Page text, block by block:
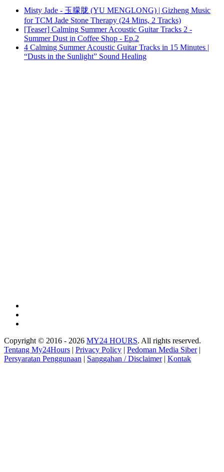
Misty Jade - 玉朦胧 (YU MENGLONG) | Gizheng Music
for TCM Jade Stone Therapy (24 Mins, 2 Tracks)
[Teaser] Calming Summer Acoustic Guitar Tracks 2 -
Summer Dust in Coffee Shop - Ep.2
4 Calming Summer Acoustic Guitar Tracks in 15 Minutes |
“Dusts in the Sunlight” Sound Healing
Copyright © 2016 - 2026 MY24 HOURS. All rights reserved.
Tentang My24Hours | Privacy Policy | Pedoman Media Siber|
Persyaratan Penggunaan | Sanggahan / Disclaimer| Kontak